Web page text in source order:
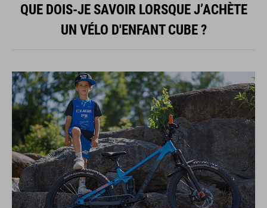
QUE DOIS-JE SAVOIR LORSQUE J’ACHÈTE
UN VÉLO D'ENFANT CUBE ?